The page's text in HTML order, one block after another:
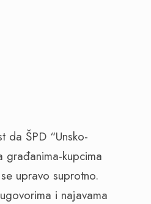
da ŠPD “Unsko-
građanima-kupcima
upravo suprotno.
i najavama